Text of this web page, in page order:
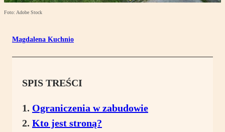
Foto: Adobe Stock
Magdalena Kuchnio
SPIS TREŚCI
Ograniczenia w zabudowie
Kto jest stroną?